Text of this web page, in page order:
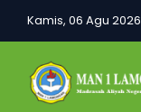
Kamis, 06 Agu 2026